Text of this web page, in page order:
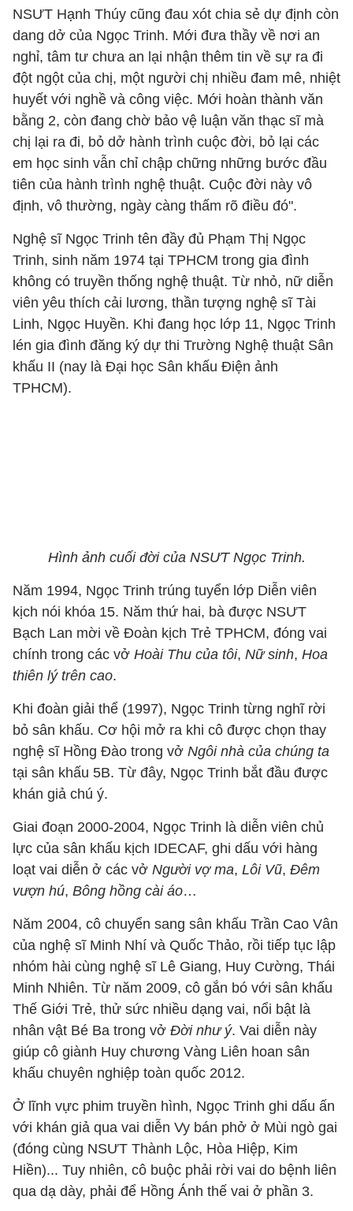
NSƯT Hạnh Thúy cũng đau xót chia sẻ dự định còn
dang dở của Ngọc Trinh. Mới đưa thầy về nơi an
nghỉ, tâm tư chưa an lại nhận thêm tin về sự ra đi
đột ngột của chị, một người chị nhiều đam mê, nhiệt
huyết với nghề và công việc. Mới hoàn thành văn
bằng 2, còn đang chờ bảo vệ luận văn thạc sĩ mà
chị lại ra đi, bỏ dở hành trình cuộc đời, bỏ lại các
em học sinh vẫn chỉ chập chững những bước đầu
tiên của hành trình nghệ thuật. Cuộc đời này vô
định, vô thường, ngày càng thấm rõ điều đó".
Nghệ sĩ Ngọc Trinh tên đầy đủ Phạm Thị Ngọc
Trinh, sinh năm 1974 tại TPHCM trong gia đình
không có truyền thống nghệ thuật. Từ nhỏ, nữ diễn
viên yêu thích cải lương, thần tượng nghệ sĩ Tài
Linh, Ngọc Huyền. Khi đang học lớp 11, Ngọc Trinh
lén gia đình đăng ký dự thi Trường Nghệ thuật Sân
khấu II (nay là Đại học Sân khấu Điện ảnh
TPHCM).
Hình ảnh cuối đời của NSƯT Ngọc Trinh.
Năm 1994, Ngọc Trinh trúng tuyển lớp Diễn viên
kịch nói khóa 15. Năm thứ hai, bà được NSƯT
Bạch Lan mời về Đoàn kịch Trẻ TPHCM, đóng vai
chính trong các vở Hoài Thu của tôi, Nữ sinh, Hoa
thiên lý trên cao.
Khi đoàn giải thể (1997), Ngọc Trinh từng nghĩ rời
bỏ sân khấu. Cơ hội mở ra khi cô được chọn thay
nghệ sĩ Hồng Đào trong vở Ngôi nhà của chúng ta
tại sân khấu 5B. Từ đây, Ngọc Trinh bắt đầu được
khán giả chú ý.
Giai đoạn 2000-2004, Ngọc Trinh là diễn viên chủ
lực của sân khấu kịch IDECAF, ghi dấu với hàng
loạt vai diễn ở các vở Người vợ ma, Lôi Vũ, Đêm
vượn hú, Bông hồng cài áo…
Năm 2004, cô chuyển sang sân khấu Trần Cao Vân
của nghệ sĩ Minh Nhí và Quốc Thảo, rồi tiếp tục lập
nhóm hài cùng nghệ sĩ Lê Giang, Huy Cường, Thái
Minh Nhiên. Từ năm 2009, cô gắn bó với sân khấu
Thế Giới Trẻ, thử sức nhiều dạng vai, nổi bật là
nhân vật Bé Ba trong vở Đời như ý. Vai diễn này
giúp cô giành Huy chương Vàng Liên hoan sân
khấu chuyên nghiệp toàn quốc 2012.
Ở lĩnh vực phim truyền hình, Ngọc Trinh ghi dấu ấn
với khán giả qua vai diễn Vy bán phở ở Mùi ngò gai
(đóng cùng NSƯT Thành Lộc, Hòa Hiệp, Kim
Hiền)... Tuy nhiên, cô buộc phải rời vai do bệnh liên
qua dạ dày, phải để Hồng Ánh thế vai ở phần 3.